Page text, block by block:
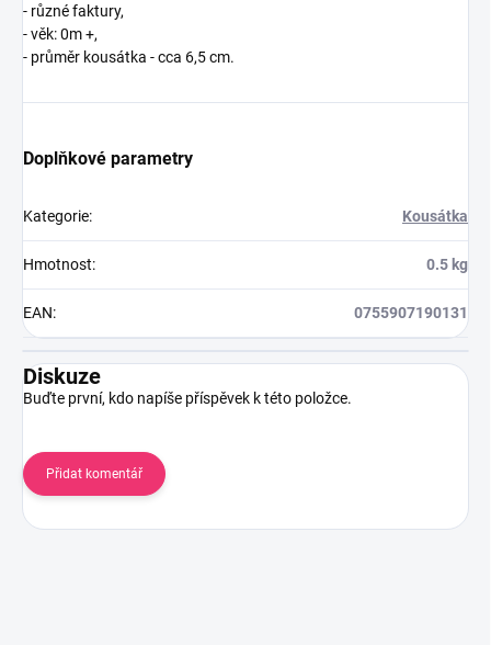
- různé faktury,
-věk: 0m +,
- průměr kousátka - cca 6,5 ​​cm.
Doplňkové parametry
Kategorie: Kousátka
Hmotnost: 0.5 kg
EAN: 0755907190131
Diskuze
Buďte první, kdo napíše příspěvek k této položce.
Přidat komentář